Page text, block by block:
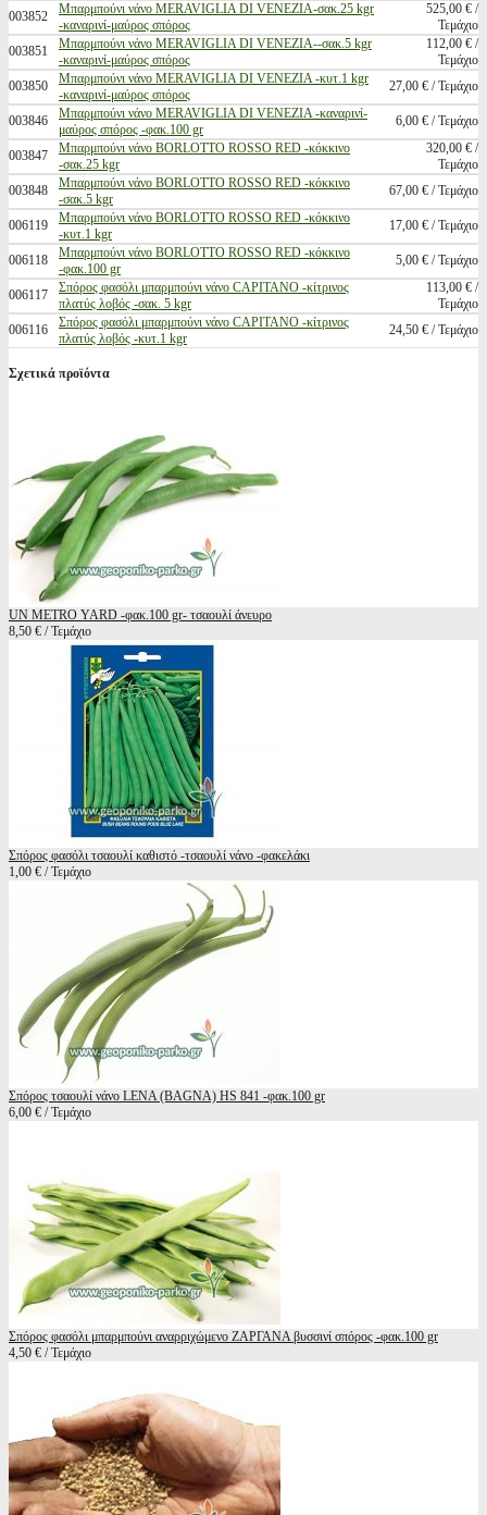
003852
Μπαρμπούνι νάνο MERAVIGLIA DI VENEZIA-σακ.25 kgr
-καναρινί-μαύρος σπόρος
525,00 € /
Τεμάχιο
003851
Mπαρμπούνι νάνο MERAVIGLIA DI VENEZIA--σακ.5 kgr
-καναρινί-μαύρος σπόρος
112,00 € /
Τεμάχιο
003850
Μπαρμπούνι νάνο MERAVIGLIA DI VENEZIA -κυτ.1 kgr
-καναρινί-μαύρος σπόρος
27,00 € / Τεμάχιο
003846
Μπαρμπούνι νάνο MERAVIGLIA DI VENEZIA -καναρινί-
μαύρος σπόρος -φακ.100 gr
6,00 € / Τεμάχιο
003847
Mπαρμπούνι νάνο BORLOTTO ROSSO RED -κόκκινο
-σακ.25 kgr
320,00 € /
Τεμάχιο
003848
Mπαρμπούνι νάνο BORLOTTO ROSSO RED -κόκκινο
-σακ.5 kgr
67,00 € / Τεμάχιο
006119
Mπαρμπούνι νάνο BORLOTTO ROSSO RED -κόκκινο
-κυτ.1 kgr
17,00 € / Τεμάχιο
006118
Mπαρμπούνι νάνο BORLOTTO ROSSO RED -κόκκινο
-φακ.100 gr
5,00 € / Τεμάχιο
006117
Σπόρος φασόλι μπαρμπούνι νάνο CAPITANO -κίτρινος
πλατύς λοβός -σακ. 5 kgr
113,00 € /
Τεμάχιο
006116
Σπόρος φασόλι μπαρμπούνι νάνο CAPITANO -κίτρινος
πλατύς λοβός -κυτ.1 kgr
24,50 € / Τεμάχιο
Σχετικά προϊόντα
UN METRO YARD -φακ.100 gr- τσαουλί άνευρο
8,50 € / Τεμάχιο
Σπόρος φασόλι τσαουλί καθιστό -τσαουλί νάνο -φακελάκι
1,00 € / Τεμάχιο
Σπόρος τσαουλί νάνο LENA (BAGNA) HS 841 -φακ.100 gr
6,00 € / Τεμάχιο
Σπόρος φασόλι μπαρμπούνι αναρριχώμενο ΖΑΡΓΑΝΑ βυσσινί σπόρος -φακ.100 gr
4,50 € / Τεμάχιο